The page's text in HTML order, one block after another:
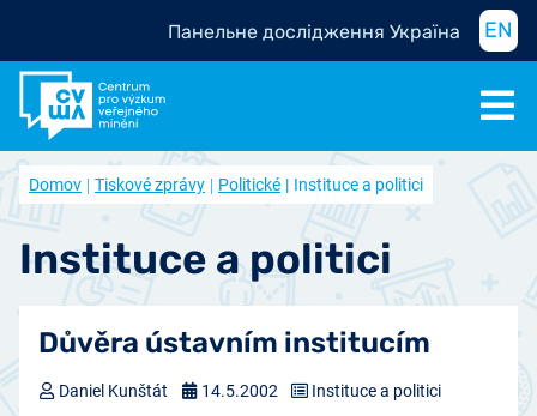
Панельне дослідження Україна EN
Domov Tiskové zprávy Politické Instituce a politici
Instituce a politici
Důvěra ústavním institucím
Daniel Kunštát 14.5.2002 Instituce a politici